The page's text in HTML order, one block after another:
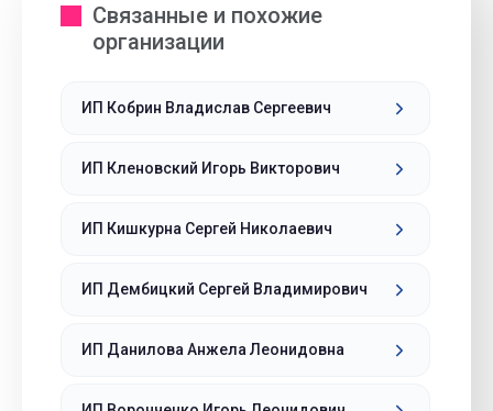
Связанные и похожие
организации
ИП Кобрин Владислав Сергеевич
ИП Кленовский Игорь Викторович
ИП Кишкурна Сергей Николаевич
ИП Дембицкий Сергей Владимирович
ИП Данилова Анжела Леонидовна